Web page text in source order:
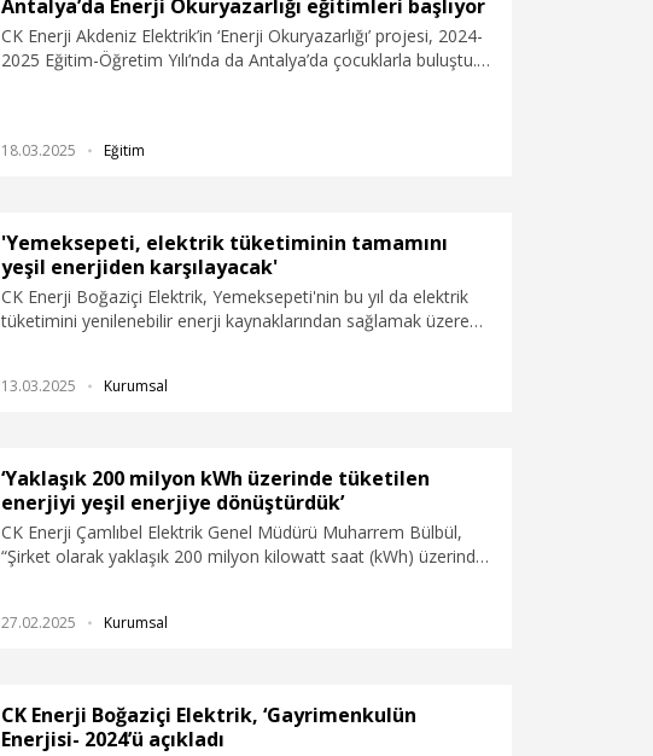
Antalya’da Enerji Okuryazarlığı eğitimleri başlıyor
CK Enerji Akdeniz Elektrik’in ‘Enerji Okuryazarlığı’ projesi, 2024-
2025 Eğitim-Öğretim Yılı’nda da Antalya’da çocuklarla buluştu. 5
18.03.2025 Eğitim
'Yemeksepeti, elektrik tüketiminin tamamını
yeşil enerjiden karşılayacak'
CK Enerji Boğaziçi Elektrik, Yemeksepeti'nin bu yıl da elektrik
tüketimini yenilenebilir enerji kaynaklarından sağlamak üzere
üste elektrik tüketimini yeşil enerjiden karşıladığı aktarıldı.
13.03.2025 Kurumsal
‘Yaklaşık 200 milyon kWh üzerinde tüketilen
enerjiyi yeşil enerjiye dönüştürdük’
CK Enerji Çamlıbel Elektrik Genel Müdürü Muharrem Bülbül,
“Şirket olarak yaklaşık 200 milyon kilowatt saat (kWh) üzerinde
öngörüyoruz” dedi.
27.02.2025 Kurumsal
CK Enerji Boğaziçi Elektrik, ‘Gayrimenkulün
Enerjisi- 2024’ü açıkladı